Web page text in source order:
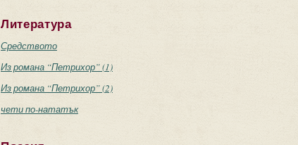
Литература
Средството
Из романа “Петрихор” (1)
Из романа “Петрихор” (2)
чети по-нататък